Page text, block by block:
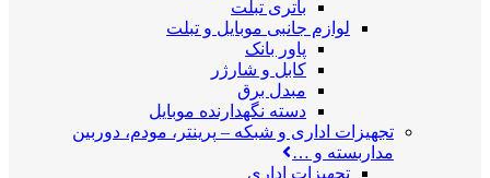
باتری تبلت
لوازم جانبی موبایل و تبلت
پاور بانک
کابل و شارژر
مبدل برق
دسته نگهدارنده موبایل
تجهیزات اداری و شبکه – پرینتر، مودم، دوربین
مداربسته و …
تجهیزات اداری